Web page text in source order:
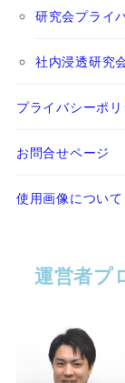
研究会プライ
社内浸透研究
プライバシーポ
お問合せページ
使用画像について
運営者プ